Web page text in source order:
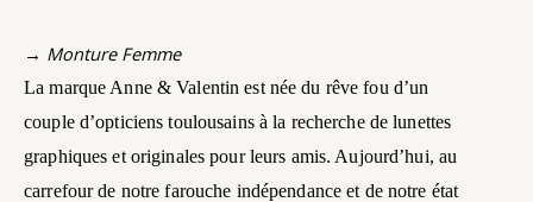
→ Monture Femme
La marque Anne & Valentin est née du rêve fou d’un
couple d’opticiens toulousains à la recherche de lunettes
graphiques et originales pour leurs amis. Aujourd’hui, au
carrefour de notre farouche indépendance et de notre état